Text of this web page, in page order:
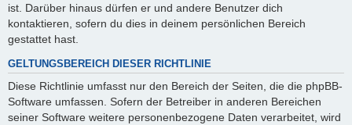
ist. Darüber hinaus dürfen er und andere Benutzer dich
kontaktieren, sofern du dies in deinem persönlichen Bereich
gestattet hast.
GELTUNGSBEREICH DIESER RICHTLINIE
Diese Richtlinie umfasst nur den Bereich der Seiten, die die phpBB-
Software umfassen. Sofern der Betreiber in anderen Bereichen
seiner Software weitere personenbezogene Daten verarbeitet, wird